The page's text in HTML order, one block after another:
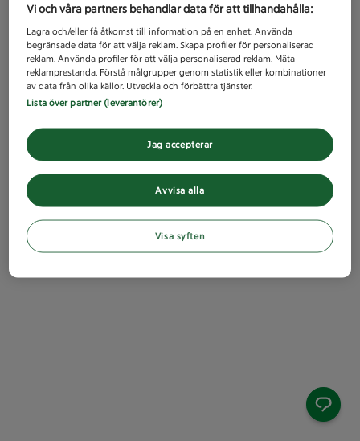
Vi och våra partners behandlar data för att tillhandahålla:
Lagra och/eller få åtkomst till information på en enhet. Använda
begränsade data för att välja reklam. Skapa profiler för personaliserad
reklam. Använda profiler för att välja personaliserad reklam. Mäta
reklamprestanda. Förstå målgrupper genom statistik eller kombinationer
av data från olika källor. Utveckla och förbättra tjänster.
Lista över partner (leverantörer)
Avvisa alla
Jag accepterar
Visa syften